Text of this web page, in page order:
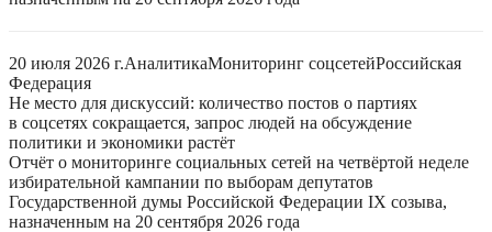
20 июля 2026 г.АналитикаМониторинг соцсетейРоссийская
Федерация
Не место для дискуссий: количество постов о партиях
в соцсетях сокращается, запрос людей на обсуждение
политики и экономики растёт
Отчёт о мониторинге социальных сетей на четвёртой неделе
избирательной кампании по выборам депутатов
Государственной думы Российской Федерации IX созыва,
назначенным на 20 сентября 2026 года